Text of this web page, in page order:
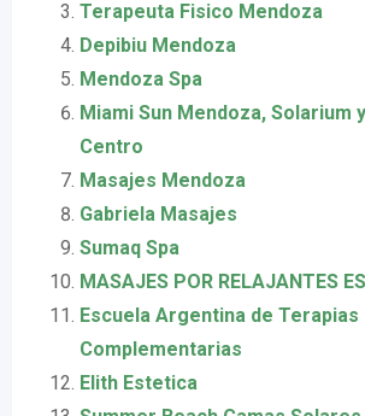
Terapeuta Fisico Mendoza
Depibiu Mendoza
Mendoza Spa
Miami Sun Mendoza, Solarium
Centro
Masajes Mendoza
Gabriela Masajes
Sumaq Spa
MASAJES POR RELAJANTES
Escuela Argentina de Terapias
Complementarias
Elith Estetica